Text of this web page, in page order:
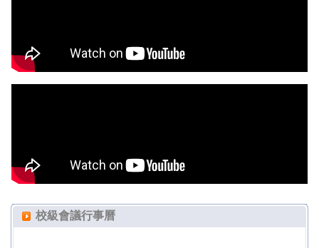
校級會議行事曆